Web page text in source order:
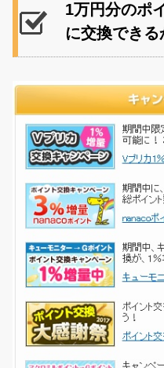
1万円分のポ
に交換できる